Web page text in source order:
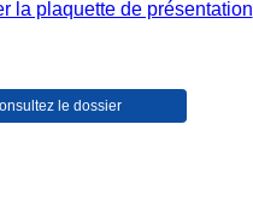
la plaquette de présentation
le dossier